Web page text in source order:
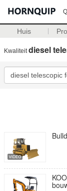
Huis
Kwaliteitdiesel